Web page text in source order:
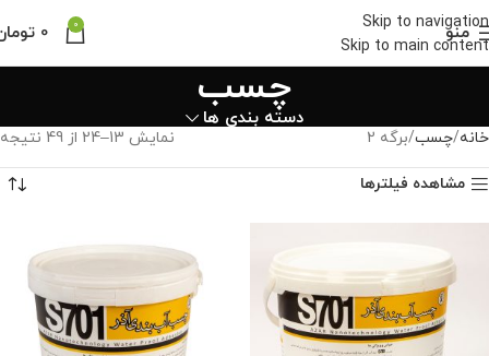
Skip to navigation
Skip to main content
منو 0
0
چسب
دسته بندی ها
خانه چسب برگه 2 نمایش 13–24 از 49 نتیجه
مشاهده فیلترها